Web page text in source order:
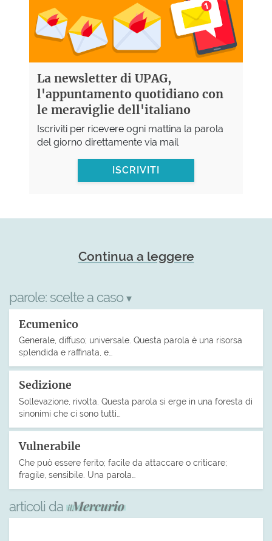
La newsletter di UPAG,
l'appuntamento quotidiano con
le meraviglie dell'italiano
Iscriviti per ricevere ogni mattina la parola
del giorno direttamente via mail
ISCRIVITI
Continua a leggere
parole: scelte a caso ▾
Ecumenico
Generale, diffuso; universale. Questa parola è una risorsa
splendida e raffinata, e…
Sedizione
Sollevazione, rivolta. Questa parola si erge in una foresta di
sinonimi che ci sono tutti…
Vulnerabile
Che può essere ferito; facile da attaccare o criticare;
fragile, sensibile. Una parola…
articoli da